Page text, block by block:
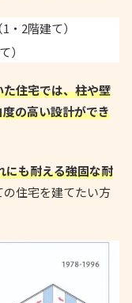
2階建て）
）
住宅では、柱や壁
の高い設計ができ
にも耐える強固な耐
住宅を建てたい方